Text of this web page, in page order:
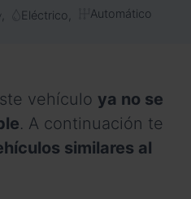
Eléctrico Automático
vehículo ya no se
. A continuación te
similares al